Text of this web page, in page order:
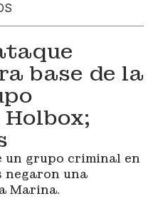
base de la
un grupo criminal en
negaron una
Marina.